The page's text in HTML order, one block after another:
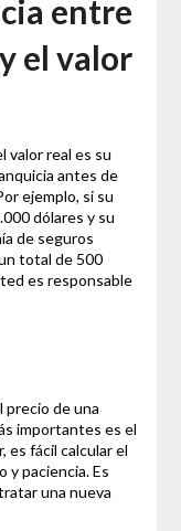
entre
el valor
valor real es su
antes de
ejemplo, si su
dólares y su
de seguros
total de 500
es responsable
precio de una
importantes es el
es fácil calcular el
y paciencia. Es
una nueva